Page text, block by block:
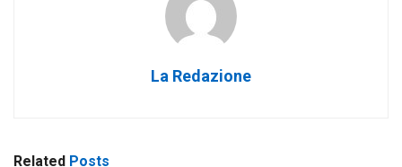
La Redazione
Related Posts